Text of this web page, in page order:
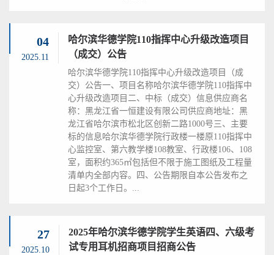
04
2025.11
哈尔滨华德学院110指挥中心升级改造项目
（成交）公告
哈尔滨华德学院110指挥中心升级改造项目（成
交）公告一、项目名称哈尔滨华德学院110指挥中
心升级改造项目二、中标（成交）信息供应商名
称：黑龙江省一恒建设有限公司供应商地址：黑
龙江省哈尔滨市松北区创新二路1000号三、主要
标的信息哈尔滨华德学院行政楼一楼原110指挥中
心监控室、第六教学楼108教室、行政楼106、108
室，面积约365㎡包括但不限于施工图纸及工程量
清单内全部内容。四、公告期限自本公告发布之
日起3个工作日。...
27
2025.10
2025年哈尔滨华德学院学生英语四、六级考
试专用耳机招商项目招商公告